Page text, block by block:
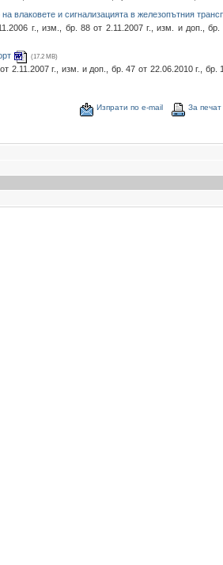
влаковете и сигнализацията в железопътния
г., изм., бр. 88 от 2.11.2007 г., изм. и доп.,
(17.2 MB)
г., изм. и доп., бр. 47 от 22.06.2010 г., бр.
Изпрати по е-mail За печат